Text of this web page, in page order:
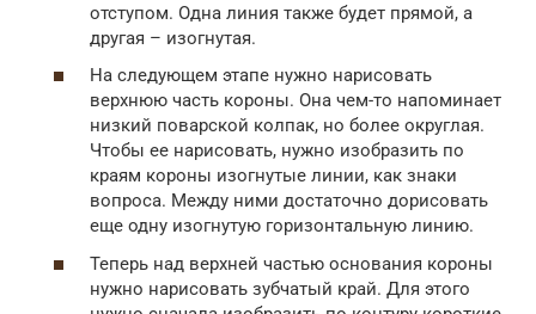
отступом. Одна линия также будет прямой, а
другая – изогнутая.
На следующем этапе нужно нарисовать
верхнюю часть короны. Она чем-то напоминает
низкий поварской колпак, но более округлая.
Чтобы ее нарисовать, нужно изобразить по
краям короны изогнутые линии, как знаки
вопроса. Между ними достаточно дорисовать
еще одну изогнутую горизонтальную линию.
Теперь над верхней частью основания короны
нужно нарисовать зубчатый край. Для этого